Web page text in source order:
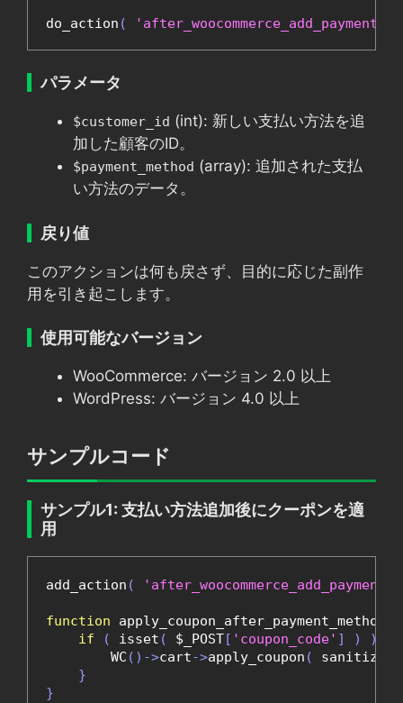
do_action (
パラメータ
$customer_id (int): 新しい支払い方法を追
加した顧客のID。
$payment_method (array): 追加された支払
い方法のデータ。
戻り値
このアクションは何も戻さず、目的に応じた副作
用を引き起こします。
使用可能なバージョン
WooCommerce: バージョン 2.0 以上
WordPress: バージョン 4.0 以上
サンプルコード
サンプル1: 支払い方法追加後にクーポンを適
用
add_action (
function apply_coupon_after_payment_method
if
( isset ( $_POST[ 'coupon_code' ] ) )
        WC
()->cart->apply_coupon (
}
}